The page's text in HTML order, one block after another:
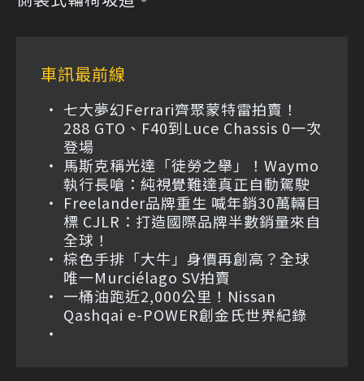
車訊最前線
七大夢幻Ferrari齊聚蒙特雷拍賣！
288 GTO、F40到Luce Chassis 0一次
登場
馬斯克稱光達「徒勞之舉」！Waymo
執行長嗆：純視覺難達真正自動駕駛
Freelander品牌重生 喊年銷30萬輛目
標 CJLR：打造國際品牌半數銷量來自
全球！
棕色手排「大牛」身價再創高？全球
唯一Murciélago SV拍賣
一桶油跑近2,000公里！Nissan
Qashqai e-POWER創金氏世界紀錄